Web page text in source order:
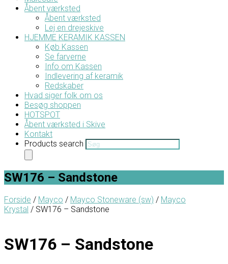
Åbent værksted
Åbent værksted
Lej en drejeskive
HJEMME KERAMIK KASSEN
Køb Kassen
Se farverne
Info om Kassen
Indlevering af keramik
Redskaber
Hvad siger folk om os
Besøg shoppen
HOTSPOT
Åbent værksted i Skive
Kontakt
Products search
SW176 – Sandstone
Forside / Mayco / Mayco Stoneware (sw) / Mayco
Krystal / SW176 – Sandstone
SW176 – Sandstone